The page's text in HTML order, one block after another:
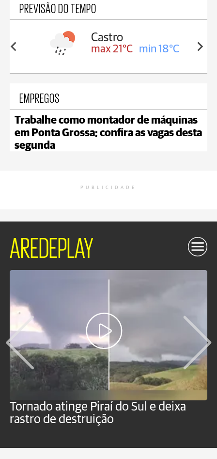
PREVISÃO DO TEMPO
18°C
Castro
max 21°C min 18°C
EMPREGOS
Trabalhe como montador de máquinas
em Ponta Grossa; confira as vagas desta
segunda
PUBLICIDADE
AREDEPLAY
Tornado atinge Piraí do Sul e deixa
rastro de destruição